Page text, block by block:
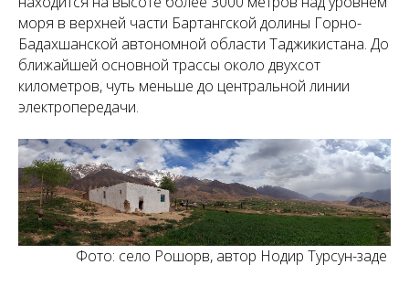
моря в верхней части Бартангской долины Горно-
Бадахшанской автономной области Таджикистана. До
ближайшей основной трассы около двухсот
километров, чуть меньше до центральной линии
электропередачи.
Фото: село Рошорв, автор Нодир Турсун-заде